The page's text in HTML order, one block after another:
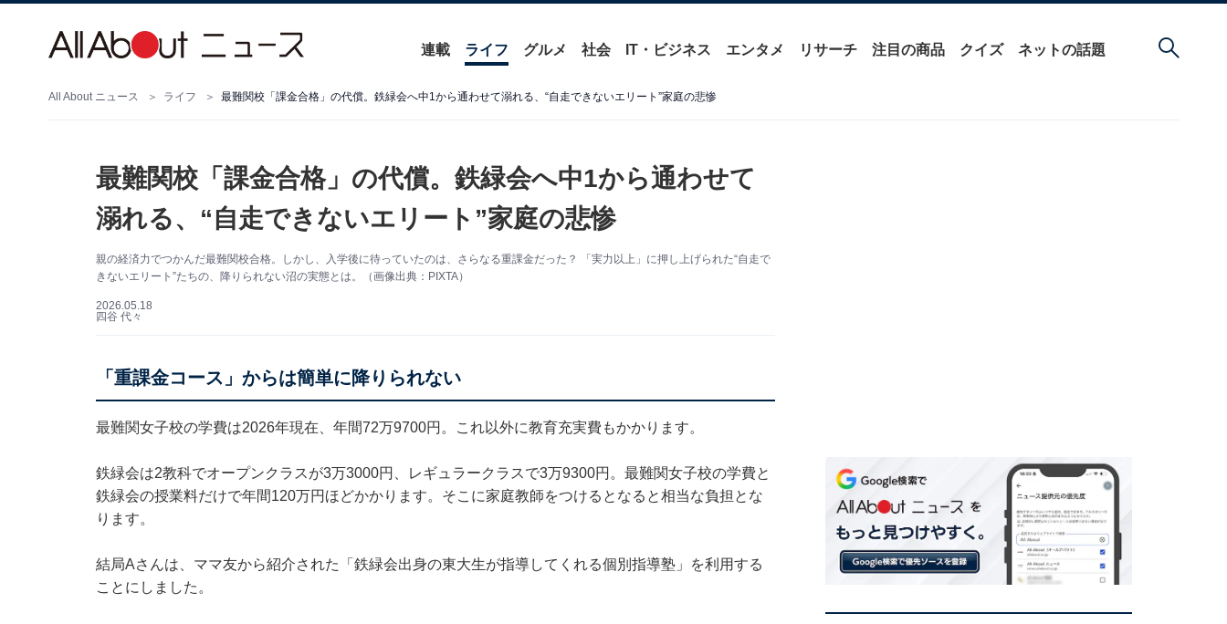
連載 ライフ グルメ 社会 IT・ビジネス エンタメ リサーチ 注目の商品 クイズ ネットの話題
All About ニュース ライフ 最難関校「課金合格」の代償。鉄緑会へ中1から通わせて溺れる、“自走できないエリート”家庭の悲惨
最難関校「課金合格」の代償。鉄緑会へ中1から通わせて
溺れる、“自走できないエリート”家庭の悲惨
親の経済力でつかんだ最難関校合格。しかし、入学後に待っていたのは、さらなる重課金だった？ 「実力以上」に押し上げられた“自走で
きないエリート”たちの、降りられない沼の実態とは。（画像出典：PIXTA）
2026.05.18
四谷 代々
「重課金コース」からは簡単に降りられない
最難関女子校の学費は2026年現在、年間72万9700円。これ以外に教育充実費もかかります。
鉄緑会は2教科でオープンクラスが3万3000円、レギュラークラスで3万9300円。最難関女子校の学費と
鉄緑会の授業料だけで年間120万円ほどかかります。そこに家庭教師をつけるとなると相当な負担とな
ります。
結局Aさんは、ママ友から紹介された「鉄緑会出身の東大生が指導してくれる個別指導塾」を利用する
ことにしました。